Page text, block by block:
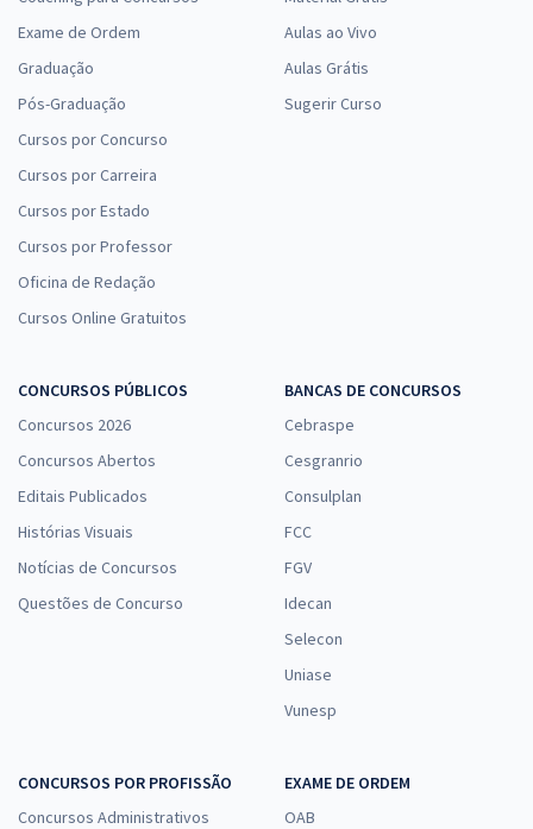
Exame de Ordem
Graduação
Pós-Graduação
Cursos por Concurso
Cursos por Carreira
Cursos por Estado
Cursos por Professor
Oficina de Redação
Cursos Online Gratuitos
Aulas ao Vivo
Aulas Grátis
Sugerir Curso
CONCURSOS PÚBLICOS
Concursos 2026
Concursos Abertos
Editais Publicados
Histórias Visuais
Notícias de Concursos
Questões de Concurso
BANCAS DE CONCURSOS
Cebraspe
Cesgranrio
Consulplan
FCC
FGV
Idecan
Selecon
Uniase
Vunesp
CONCURSOS POR PROFISSÃO
Concursos Administrativos
EXAME DE ORDEM
OAB